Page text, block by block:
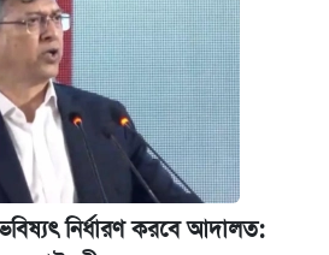
নির্ধারণ করবে আদালত: